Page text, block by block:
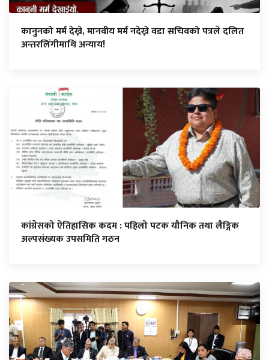
कानुनको मर्म देख्ने, मानवीय मर्म नदेख्ने वडा सचिवको पत्रले दलित
अन्तरलिंगीमाथि अन्याय!
कांग्रेसको ऐतिहासिक कदम : पहिलो पटक यौनिक तथा लैङ्गिक
अल्पसंख्यक उपसमिति गठन